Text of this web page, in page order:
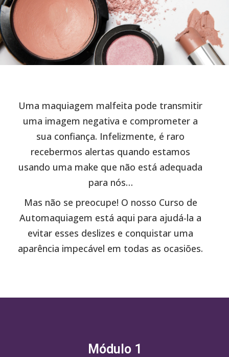
Uma maquiagem malfeita pode transmitir
uma imagem negativa e comprometer a
sua confiança. Infelizmente, é raro
recebermos alertas quando estamos
usando uma make que não está adequada
para nós…
Mas não se preocupe! O nosso Curso de
Automaquiagem está aqui para ajudá-la a
evitar esses deslizes e conquistar uma
aparência impecável em todas as ocasiões.
Módulo 1